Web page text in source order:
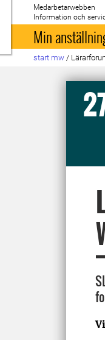
Till startsida
Medarbetarwebben
Information och
Min
start mw /